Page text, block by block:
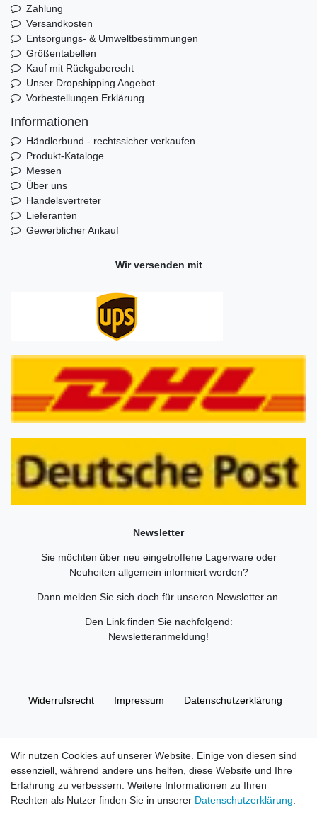
Zahlung
Versandkosten
Entsorgungs- & Umweltbestimmungen
Größentabellen
Kauf mit Rückgaberecht
Unser Dropshipping Angebot
Vorbestellungen Erklärung
Informationen
Händlerbund - rechtssicher verkaufen
Produkt-Kataloge
Messen
Über uns
Handelsvertreter
Lieferanten
Gewerblicher Ankauf
Wir versenden mit
Newsletter
Sie möchten über neu eingetroffene Lagerware oder
Neuheiten allgemein informiert werden?
Dann melden Sie sich doch für unseren Newsletter an.
Den Link finden Sie nachfolgend:
Newsletteranmeldung!
Widerrufs­recht Impressum Daten­schutz­erklärung
© Copyright 2026 | Alle Rechte vorbehalten. HL-
Handelsgesellschaft mbH.
Wir nutzen Cookies auf unserer Website. Einige von diesen sind
essenziell, während andere uns helfen, diese Website und Ihre
Erfahrung zu verbessern. Weitere Informationen zu Ihren
Rechten als Nutzer finden Sie in unserer Daten­schutz­erklärung